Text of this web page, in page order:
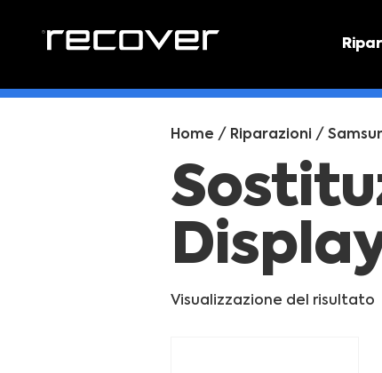
Home / Riparazioni /
Visualizzazione del risultato